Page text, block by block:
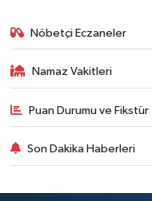
Nöbetçi Eczaneler
Namaz Vakitleri
Puan Durumu ve Fikstür
Son Dakika Haberleri